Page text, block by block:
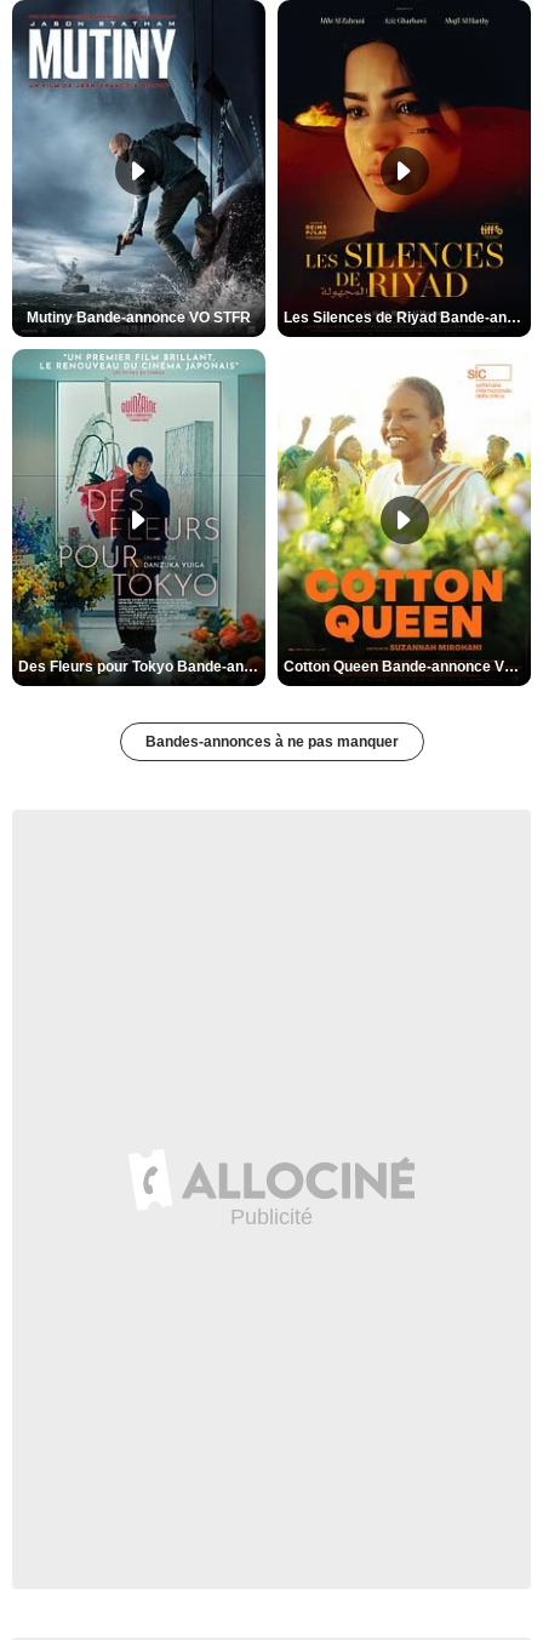
Mutiny Bande-annonce VO STFR Les Silences de Riyad Bande-annonce VO STFR
Des Fleurs pour Tokyo Bande-annonce VO STFR Cotton Queen Bande-annonce VO STFR
Bandes-annonces à ne pas manquer